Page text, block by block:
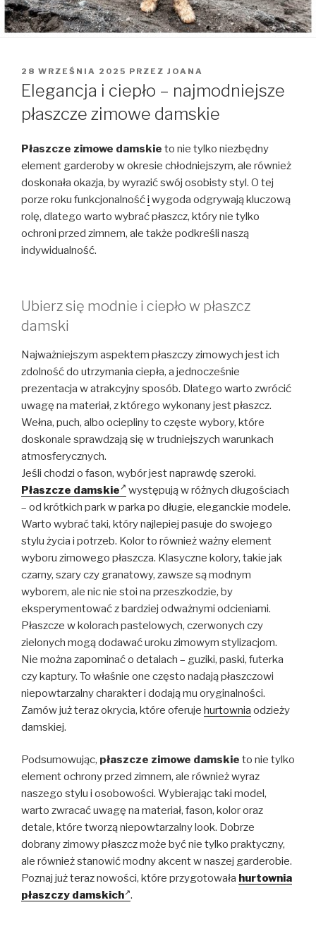
OPUBLIKOWANE
W
28 WRZEŚNIA 2025 PRZEZ JOANA
Elegancja i ciepło – najmodniejsze
płaszcze zimowe damskie
Płaszcze zimowe damskie to nie tylko niezbędny
element garderoby w okresie chłodniejszym, ale również
doskonała okazja, by wyrazić swój osobisty styl. O tej
porze roku funkcjonalnośći wygoda odgrywają kluczową
rolę, dlatego warto wybrać płaszcz, który nie tylko
ochroni przed zimnem, ale także podkreśli naszą
indywidualność.
Ubierz się modnie i ciepło w płaszcz
damski
Najważniejszym aspektem płaszczy zimowych jest ich
zdolność do utrzymania ciepła, a jednocześnie
prezentacja w atrakcyjny sposób. Dlatego warto zwrócić
uwagę na materiał, z którego wykonany jest płaszcz.
Wełna, puch, albo ociepliny to częste wybory, które
doskonale sprawdzają się w trudniejszych warunkach
atmosferycznych.
Jeśli chodzi o fason, wybór jest naprawdę szeroki.
Płaszcze damskie
występują w różnych długościach
– od krótkich park w parka po długie, eleganckie modele.
Warto wybrać taki, który najlepiej pasuje do swojego
stylu życia i potrzeb. Kolor to również ważny element
wyboru zimowego płaszcza. Klasyczne kolory, takie jak
czarny, szary czy granatowy, zawsze są modnym
wyborem, ale nic nie stoi na przeszkodzie, by
eksperymentować z bardziej odważnymi odcieniami.
Płaszcze w kolorach pastelowych, czerwonych czy
zielonych mogą dodawać uroku zimowym stylizacjom.
Nie można zapominać o detalach – guziki, paski, futerka
czy kaptury. To właśnie one często nadają płaszczowi
niepowtarzalny charakter i dodają mu oryginalności.
Zamów już teraz okrycia, które oferuje hurtownia odzieży
damskiej.
Podsumowując, płaszcze zimowe damskie to nie tylko
element ochrony przed zimnem, ale również wyraz
naszego stylu i osobowości. Wybierając taki model,
warto zwracać uwagę na materiał, fason, kolor oraz
detale, które tworzą niepowtarzalny look. Dobrze
dobrany zimowy płaszcz może być nie tylko praktyczny,
ale również stanowić modny akcent w naszej garderobie.
Poznaj już teraz nowości, które przygotowała hurtownia
płaszczy damskich .